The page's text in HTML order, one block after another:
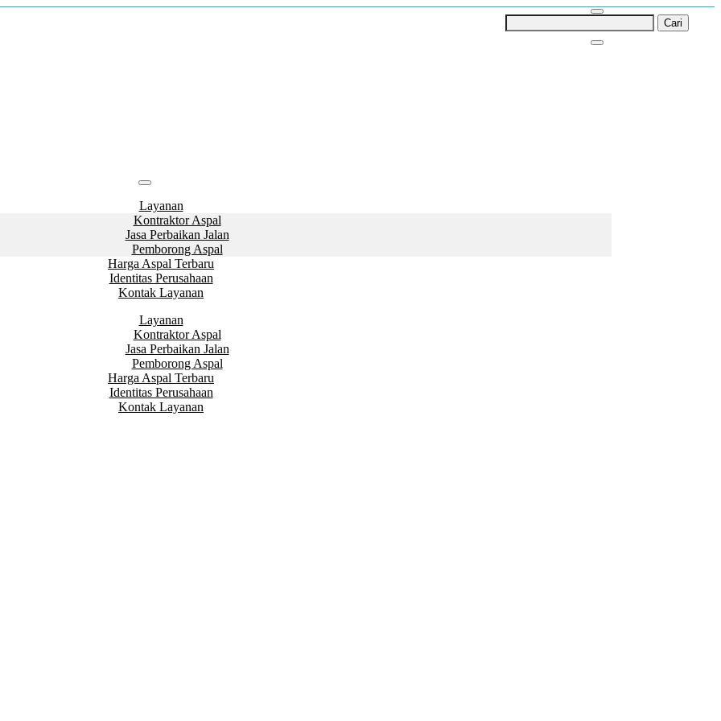
Layanan
Kontraktor Aspal
Jasa Perbaikan Jalan
Pemborong Aspal
Harga Aspal Terbaru
Identitas Perusahaan
Kontak Layanan
Layanan
Kontraktor Aspal
Jasa Perbaikan Jalan
Pemborong Aspal
Harga Aspal Terbaru
Identitas Perusahaan
Kontak Layanan
Cari
untuk: